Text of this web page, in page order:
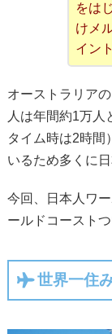
をは
けメ
イン
オーストラリア
人は年間約1万人
タイム時は2時間
いるため多くに
今回、日本人ワ
ールドコースト
世界一住